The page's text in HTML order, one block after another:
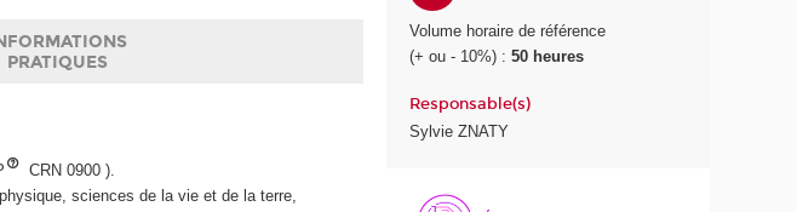
PRATIQUES
CRN 0900 ).
sciences de la vie et de la terre,
Volume horaire de référence
(+ ou - 10%) :50 heures
Responsable(s)
Sylvie ZNATY